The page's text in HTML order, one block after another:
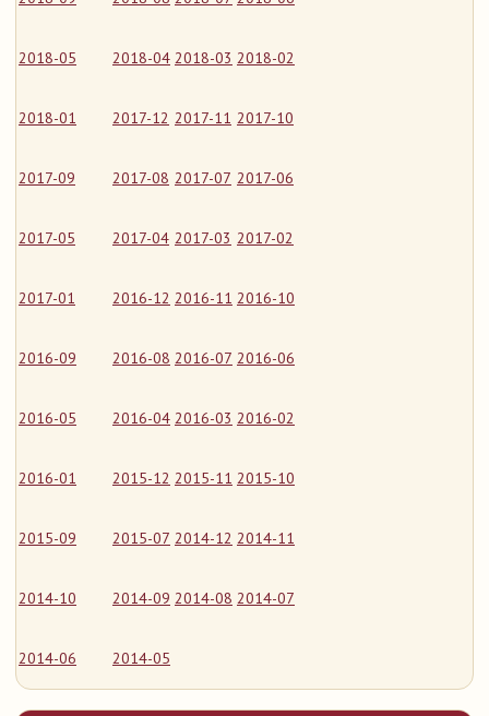
2018-05 2018-04 2018-03 2018-02
2018-01 2017-12 2017-11 2017-10
2017-09 2017-08 2017-07 2017-06
2017-05 2017-04 2017-03 2017-02
2017-01 2016-12 2016-11 2016-10
2016-09 2016-08 2016-07 2016-06
2016-05 2016-04 2016-03 2016-02
2016-01 2015-12 2015-11 2015-10
2015-09 2015-07 2014-12 2014-11
2014-10 2014-09 2014-08 2014-07
2014-06 2014-05